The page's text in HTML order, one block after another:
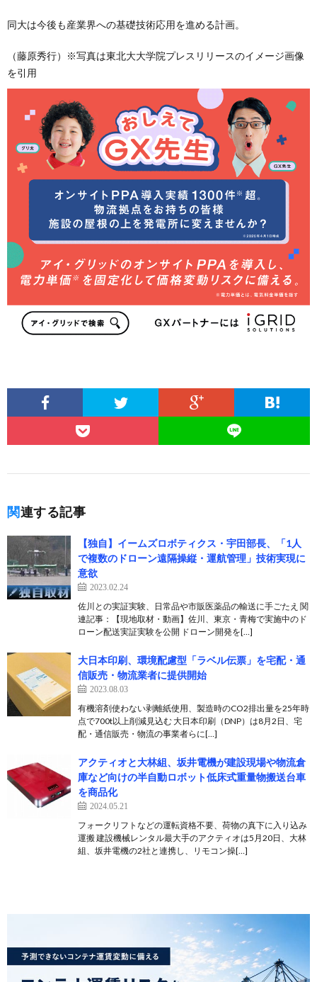
同大は今後も産業界への基礎技術応用を進める計画。
（藤原秀行）※写真は東北大大学院プレスリリースのイメージ画像
を引用
関連する記事
【独自】イームズロボティクス・宇田部長、「1人
で複数のドローン遠隔操縦・運航管理」技術実現に
意欲
2023.02.24
佐川との実証実験、日常品や市販医薬品の輸送に手ごたえ 関
連記事：【現地取材・動画】佐川、東京・青梅で実施中のド
ローン配送実証実験を公開 ドローン開発を[…]
大日本印刷、環境配慮型「ラベル伝票」を宅配・通
信販売・物流業者に提供開始
2023.08.03
有機溶剤使わない剥離紙使用、製造時のCO2排出量を25年時
点で700t以上削減見込む 大日本印刷（DNP）は8月2日、宅
配・通信販売・物流の事業者らに[…]
アクティオと大林組、坂井電機が建設現場や物流倉
庫など向けの半自動ロボット低床式重量物搬送台車
を商品化
2024.05.21
フォークリフトなどの運転資格不要、荷物の真下に入り込み
運搬 建設機械レンタル最大手のアクティオは5月20日、大林
組、坂井電機の2社と連携し、リモコン操[…]